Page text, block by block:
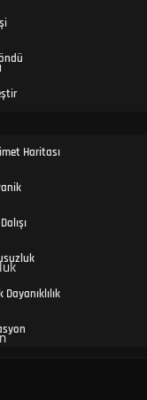
Haritası
Dayanıklılık